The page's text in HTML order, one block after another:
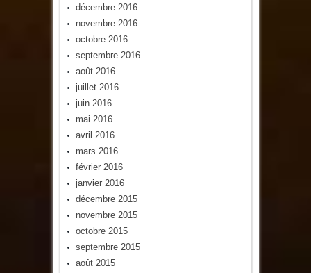
décembre 2016
novembre 2016
octobre 2016
septembre 2016
août 2016
juillet 2016
juin 2016
mai 2016
avril 2016
mars 2016
février 2016
janvier 2016
décembre 2015
novembre 2015
octobre 2015
septembre 2015
août 2015